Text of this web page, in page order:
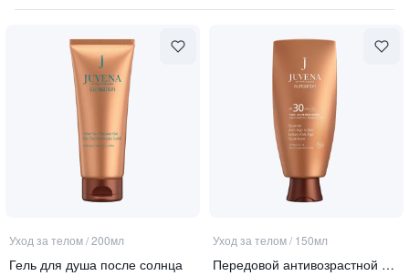
Уход за телом/200мл
Гель для душа после солнца
Уход за телом/ 150мл
Передовой антивозрастной лосьон для тела SPF 30